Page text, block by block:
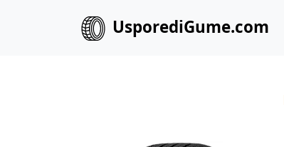
UsporediGume.com